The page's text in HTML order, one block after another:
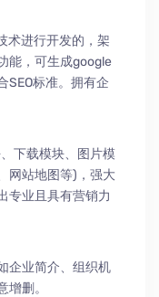
术进行开发的，架
能，可生成google
SEO标准。拥有企
下载模块、图片模
网站地图等)，强大
专业且具有营销力
企业简介、组织机
删。